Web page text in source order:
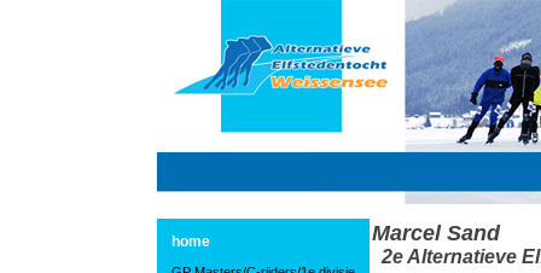
home Marcel Sand
2e Alternatieve